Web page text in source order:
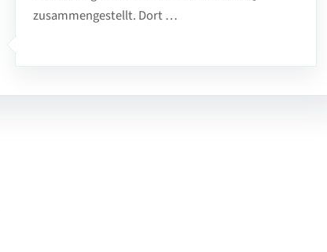
zusammengestellt. Dort …